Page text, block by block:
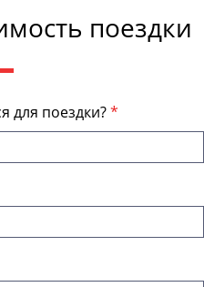
поездки
для поездки?